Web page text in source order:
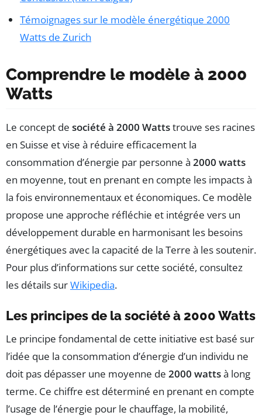
Témoignages sur le modèle énergétique 2000
Watts de Zurich
Comprendre le modèle à 2000
Watts
Le concept de société à 2000 Wattstrouve ses racines
en Suisse et vise à réduire efficacement la
consommation d’énergie par personne à 2000 watts
en moyenne, tout en prenant en compte les impacts à
la fois environnementaux et économiques. Ce modèle
propose une approche réfléchie et intégrée vers un
développement durable en harmonisant les besoins
énergétiques avec la capacité de la Terre à les soutenir.
Pour plus d’informations sur cette société, consultez
les détails surWikipedia.
Les principes de la société à 2000 Watts
Le principe fondamental de cette initiative est basé sur
l’idée que la consommation d’énergie d’un individu ne
doit pas dépasser une moyenne de 2000 wattsà long
terme. Ce chiffre est déterminé en prenant en compte
l’usage de l’énergie pour le chauffage, la mobilité,